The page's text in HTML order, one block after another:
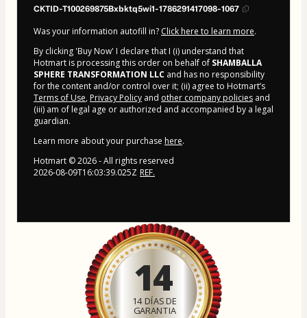
CKTID-T100269875Bxbktq5wi1-1786291417098-1067
Was your information autofill in? Click here to learn more.
By clicking 'Buy Now' I declare that I (i) understand that
Hotmart is processing this order on behalf of SHAMBALLA
SPHERE TRANSFORMATION LLC and has no responsibility
for the content and/or control over it; (ii) agree to Hotmart’s
Terms of Use, Privacy Policy and other company policies and
(iii) am of legal age or authorized and accompanied by a legal
guardian.
Learn more about your purchase here.
Hotmart ©2026- All rights reserved
2026-08-09T16:03:39.025Z REF.
14
14 DÍAS DE
GARANTIA